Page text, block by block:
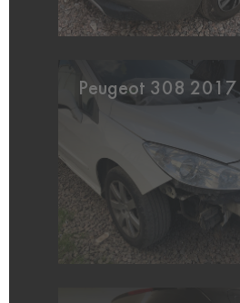
Peugeot 308 2017